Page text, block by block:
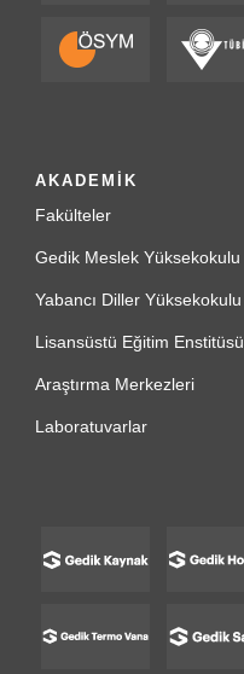
AKADEMİK
Fakülteler
Gedik Meslek Yüksekokulu
Yabancı Diller Yüksekokulu
Lisansüstü Eğitim Enstitüsü
Araştırma Merkezleri
Laboratuvarlar